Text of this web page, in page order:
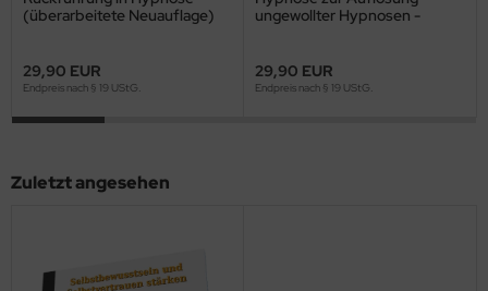
(überarbeitete Neuauflage)
29,90 EUR
Endpreis nach § 19 UStG.
ungewollter Hypnosen -
29,90 EUR
Endpreis nach § 19 UStG.
Zuletzt angesehen